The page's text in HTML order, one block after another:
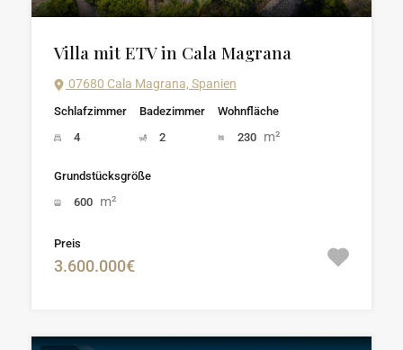
Villa mit ETV in Cala Magrana
07680 Cala Magrana, Spanien
Schlafzimmer
4
Badezimmer
2
Wohnfläche
230 m²
Grundstücksgröße
600 m²
Preis
3.600.000€